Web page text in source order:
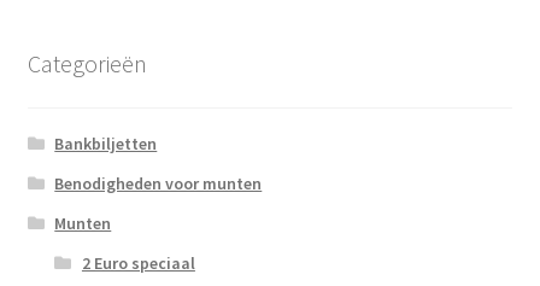
Categorieën
Bankbiljetten
Benodigheden voor munten
Munten
2 Euro speciaal